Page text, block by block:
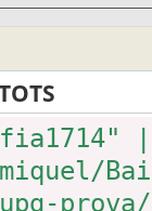
RSA
RSA
RSA
RSA